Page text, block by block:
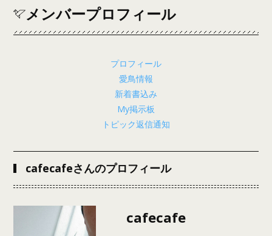
メンバープロフィール
プロフィール
愛鳥情報
新着書込み
My掲示板
トピック返信通知
cafecafeさんのプロフィール
cafecafe